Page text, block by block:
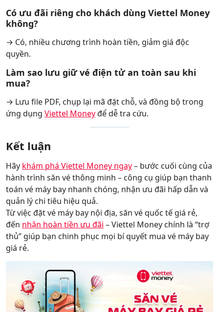
Có ưu đãi riêng cho khách dùng Viettel Money
không?
→ Có, nhiều chương trình hoàn tiền, giảm giá độc
quyền.
Làm sao lưu giữ vé điện tử an toàn sau khi
mua?
→ Lưu file PDF, chụp lại mã đặt chỗ, và đồng bộ trong
ứng dụng Viettel Moneyđể dễ tra cứu.
Kết luận
Hãy khám phá Viettel Money ngay– bước cuối cùng của
hành trình săn vé thông minh – công cụ giúp bạn thanh
toán vé máy bay nhanh chóng, nhận ưu đãi hấp dẫn và
quản lý chi tiêu hiệu quả.
Từ việc đặt vé máy bay nội địa, săn vé quốc tế giá rẻ,
đến nhận hoàn tiền ưu đãi – Viettel Money chính là “trợ
thủ” giúp bạn chinh phục mọi bí quyết mua vé máy bay
giá rẻ.